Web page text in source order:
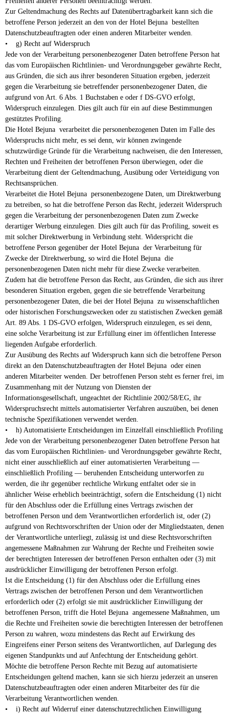
Zur Geltendmachung des Rechts auf Datenübertragbarkeit kann sich die
betroffene Person jederzeit an den von der Hotel Bejuna bestellten
Datenschutzbeauftragten oder einen anderen Mitarbeiter wenden.
• g) Recht auf Widerspruch
Jede von der Verarbeitung personenbezogener Daten betroffene Person hat
das vom Europäischen Richtlinien- und Verordnungsgeber gewährte Recht,
aus Gründen, die sich aus ihrer besonderen Situation ergeben, jederzeit
gegen die Verarbeitung sie betreffender personenbezogener Daten, die
aufgrund von Art. 6 Abs. 1 Buchstaben e oder f DS-GVO erfolgt,
Widerspruch einzulegen. Dies gilt auch für ein auf diese Bestimmungen
gestütztes Profiling.
Die Hotel Bejuna verarbeitet die personenbezogenen Daten im Falle des
Widerspruchs nicht mehr, es sei denn, wir können zwingende
schutzwürdige Gründe für die Verarbeitung nachweisen, die den Interessen,
Rechten und Freiheiten der betroffenen Person überwiegen, oder die
Verarbeitung dient der Geltendmachung, Ausübung oder Verteidigung von
Rechtsansprüchen.
Verarbeitet die Hotel Bejuna personenbezogene Daten, um Direktwerbung
zu betreiben, so hat die betroffene Person das Recht, jederzeit Widerspruch
gegen die Verarbeitung der personenbezogenen Daten zum Zwecke
derartiger Werbung einzulegen. Dies gilt auch für das Profiling, soweit es
mit solcher Direktwerbung in Verbindung steht. Widerspricht die
betroffene Person gegenüber der Hotel Bejuna der Verarbeitung für
Zwecke der Direktwerbung, so wird die Hotel Bejuna die
personenbezogenen Daten nicht mehr für diese Zwecke verarbeiten.
Zudem hat die betroffene Person das Recht, aus Gründen, die sich aus ihrer
besonderen Situation ergeben, gegen die sie betreffende Verarbeitung
personenbezogener Daten, die bei der Hotel Bejuna zu wissenschaftlichen
oder historischen Forschungszwecken oder zu statistischen Zwecken gemäß
Art. 89 Abs. 1 DS-GVO erfolgen, Widerspruch einzulegen, es sei denn,
eine solche Verarbeitung ist zur Erfüllung einer im öffentlichen Interesse
liegenden Aufgabe erforderlich.
Zur Ausübung des Rechts auf Widerspruch kann sich die betroffene Person
direkt an den Datenschutzbeauftragten der Hotel Bejuna oder einen
anderen Mitarbeiter wenden. Der betroffenen Person steht es ferner frei, im
Zusammenhang mit der Nutzung von Diensten der
Informationsgesellschaft, ungeachtet der Richtlinie 2002/58/EG, ihr
Widerspruchsrecht mittels automatisierter Verfahren auszuüben, bei denen
technische Spezifikationen verwendet werden.
• h) Automatisierte Entscheidungen im Einzelfall einschließlich Profiling
Jede von der Verarbeitung personenbezogener Daten betroffene Person hat
das vom Europäischen Richtlinien- und Verordnungsgeber gewährte Recht,
nicht einer ausschließlich auf einer automatisierten Verarbeitung —
einschließlich Profiling — beruhenden Entscheidung unterworfen zu
werden, die ihr gegenüber rechtliche Wirkung entfaltet oder sie in
ähnlicher Weise erheblich beeinträchtigt, sofern die Entscheidung (1) nicht
für den Abschluss oder die Erfüllung eines Vertrags zwischen der
betroffenen Person und dem Verantwortlichen erforderlich ist, oder (2)
aufgrund von Rechtsvorschriften der Union oder der Mitgliedstaaten, denen
der Verantwortliche unterliegt, zulässig ist und diese Rechtsvorschriften
angemessene Maßnahmen zur Wahrung der Rechte und Freiheiten sowie
der berechtigten Interessen der betroffenen Person enthalten oder (3) mit
ausdrücklicher Einwilligung der betroffenen Person erfolgt.
Ist die Entscheidung (1) für den Abschluss oder die Erfüllung eines
Vertrags zwischen der betroffenen Person und dem Verantwortlichen
erforderlich oder (2) erfolgt sie mit ausdrücklicher Einwilligung der
betroffenen Person, trifft die Hotel Bejuna angemessene Maßnahmen, um
die Rechte und Freiheiten sowie die berechtigten Interessen der betroffenen
Person zu wahren, wozu mindestens das Recht auf Erwirkung des
Eingreifens einer Person seitens des Verantwortlichen, auf Darlegung des
eigenen Standpunkts und auf Anfechtung der Entscheidung gehört.
Möchte die betroffene Person Rechte mit Bezug auf automatisierte
Entscheidungen geltend machen, kann sie sich hierzu jederzeit an unseren
Datenschutzbeauftragten oder einen anderen Mitarbeiter des für die
Verarbeitung Verantwortlichen wenden.
• i) Recht auf Widerruf einer datenschutzrechtlichen Einwilligung